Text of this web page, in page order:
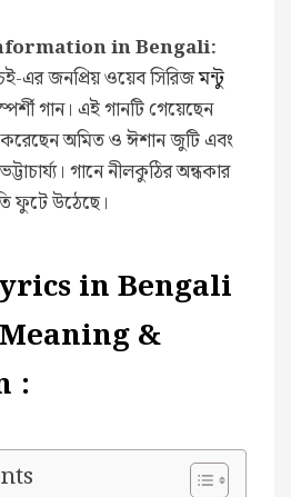
in Bengali:
এর জনপ্রিয় ওয়েব সিরিজমন্টু
গান। এই গানটি গেয়েছেন
করেছেন অমিত ও ঈশান জুটি এবং
গানে নীলকুঠির অন্ধকার
ফুটে উঠেছে।
in Bengali
&
: